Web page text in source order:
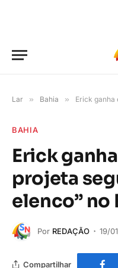
Lar » Bahia » Erick ganha
BAHIA
Erick
projeta
elenco” no
Por REDAÇÃO 19/
Compartilhar